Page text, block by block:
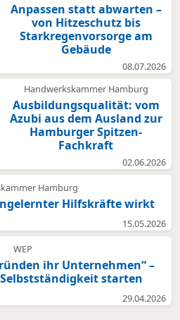
Anpassen statt abwarten –
von Hitzeschutz bis
Starkregenvorsorge am
Gebäude
08.07.2026
Handwerkskammer Hamburg
Ausbildungsqualität: vom
Azubi aus dem Ausland zur
Hamburger Spitzen-
Fachkraft
02.06.2026
Hamburg
Hilfskräfte wirkt
15.05.2026
WEP
ihr Unternehmen“ –
starten
29.04.2026